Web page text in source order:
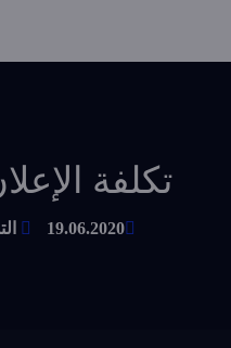
تكلفة
19.06.2020